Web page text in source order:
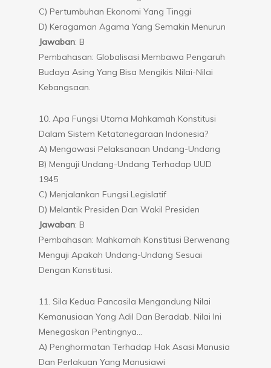
C) Pertumbuhan Ekonomi Yang Tinggi
D) Keragaman Agama Yang Semakin Menurun
Jawaban: B
Pembahasan: Globalisasi Membawa Pengaruh
Budaya Asing Yang Bisa Mengikis Nilai-Nilai
Kebangsaan.
10. Apa Fungsi Utama Mahkamah Konstitusi
Dalam Sistem Ketatanegaraan Indonesia?
A) Mengawasi Pelaksanaan Undang-Undang
B) Menguji Undang-Undang Terhadap UUD
1945
C) Menjalankan Fungsi Legislatif
D) Melantik Presiden Dan Wakil Presiden
Jawaban: B
Pembahasan: Mahkamah Konstitusi Berwenang
Menguji Apakah Undang-Undang Sesuai
Dengan Konstitusi.
11. Sila Kedua Pancasila Mengandung Nilai
Kemanusiaan Yang Adil Dan Beradab. Nilai Ini
Menegaskan Pentingnya…
A) Penghormatan Terhadap Hak Asasi Manusia
Dan Perlakuan Yang Manusiawi